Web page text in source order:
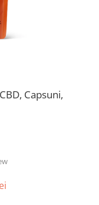
Capsuni,